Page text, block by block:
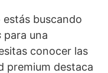
estás buscando
para una
conocer las
premium destaca